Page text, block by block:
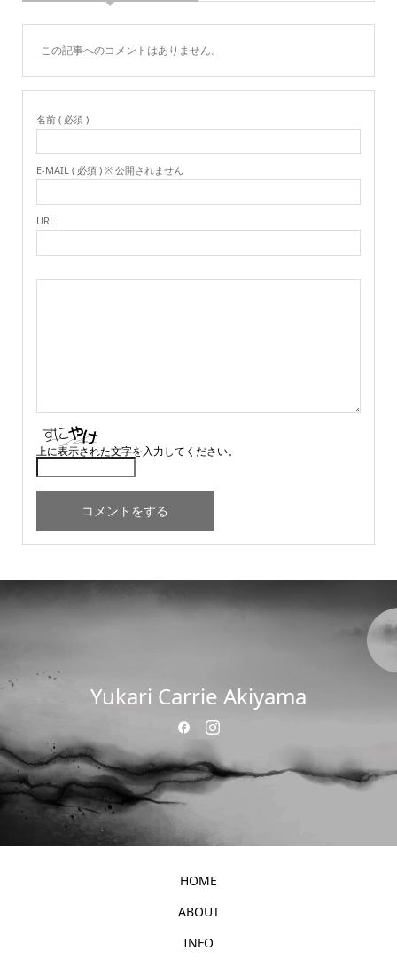
この記事へのコメントはありません。
名前 ( 必須 )
E-MAIL ( 必須 ) ※ 公開されません
URL
上に表示された文字を入力してください。
Yukari Carrie Akiyama
HOME
ABOUT
INFO